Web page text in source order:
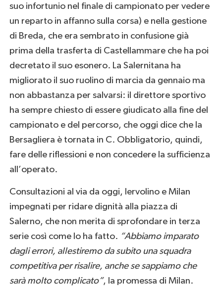
suo infortunio nel finale di campionato per vedere
un reparto in affanno sulla corsa) e nella gestione
di Breda, che era sembrato in confusione già
prima della trasferta di Castellammare che ha poi
decretato il suo esonero. La Salernitana ha
migliorato il suo ruolino di marcia da gennaio ma
non abbastanza per salvarsi: il direttore sportivo
ha sempre chiesto di essere giudicato alla fine del
campionato e del percorso, che oggi dice che la
Bersagliera è tornata in C. Obbligatorio, quindi,
fare delle riflessioni e non concedere la sufficienza
all’operato.
Consultazioni al via da oggi, Iervolino e Milan
impegnati per ridare dignità alla piazza di
Salerno, che non merita di sprofondare in terza
serie così come lo ha fatto. “Abbiamo imparato
dagli errori, allestiremo da subito una squadra
competitiva per risalire, anche se sappiamo che
sarà molto complicato”, la promessa di Milan.